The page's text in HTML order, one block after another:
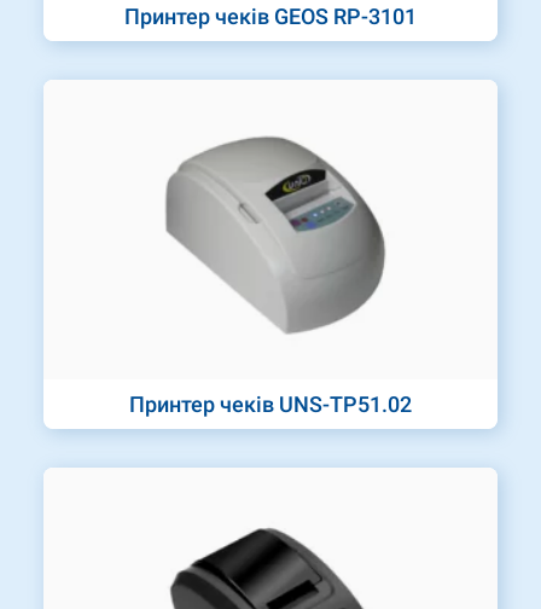
Принтер чеків GEOS RP-3101
Принтер чеків UNS-TP51.02